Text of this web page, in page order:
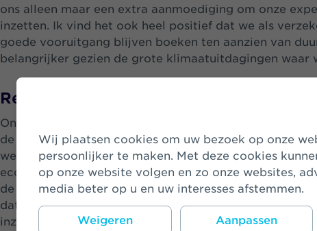
Wij plaatsen cookies om uw bezoek op onze website makkelijker en
persoonlijker te maken. Met deze cookies
op onze website volgen en zo onze websites,
media beter op u en uw interesses afstemmen.
Aanpassen
Weigeren
ons alleen maar een extra aanmoediging om onze
inzetten. Ik vind het ook heel positief dat we als
goede vooruitgang blijven boeken ten aanzien van
belangrijker gezien de grote klimaatuitdagingen waar
Real world impact
Ons duurzaam beleggingsbeleid is gericht op het
de reële economie en de echte wereld (het principe
we door te investeren in bedrijven (en overheden) die
economische activiteiten ontplooien maar ook in
de transitie naar een duurzame samenleving en
dat Athora Netherlands goed op weg is om de real
inzichtelijk te maken. Zo hebben we dit jaar met onze